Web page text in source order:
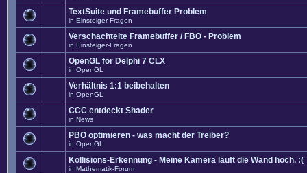
TextSuite und Framebuffer Problem
in Einsteiger-Fragen
Verschachtelte Framebuffer / FBO - Problem
in Einsteiger-Fragen
OpenGL for Delphi 7 CLX
in OpenGL
Verhältnis 1:1 beibehalten
in OpenGL
CCC entdeckt Shader
in News
PBO optimieren - was macht der Treiber?
in OpenGL
Kollisions-Erkennung - Meine Kamera läuft die Wand hoch. :(
in Mathematik-Forum